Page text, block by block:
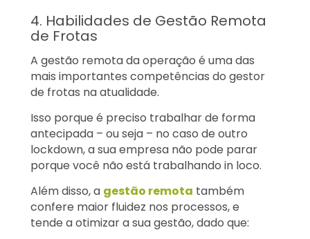
4. Habilidades de Gestão Remota
de Frotas
A gestão remota da operação é uma das
mais importantes competências do gestor
de frotas na atualidade.
Isso porque é preciso trabalhar de forma
antecipada – ou seja – no caso de outro
lockdown, a sua empresa não pode parar
porque você não está trabalhando in loco.
Além disso, a gestão remota também
confere maior fluidez nos processos, e
tende a otimizar a sua gestão, dado que: